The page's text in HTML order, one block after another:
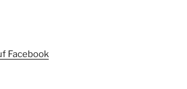
Facebook